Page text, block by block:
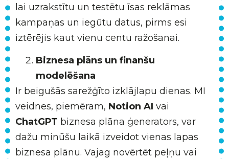
lai uzrakstītu un testētu īsas reklāmas
kampaņas un iegūtu datus, pirms esi
iztērējis kaut vienu centu ražošanai.
Biznesa plāns un finanšu
modelēšana
Ir beigušās sarežģīto izklājlapu dienas. MI
veidnes, piemēram, Notion AI vai
ChatGPT biznesa plāna ģenerators, var
dažu minūšu laikā izveidot vienas lapas
biznesa plānu. Vajag novērtēt peļņu vai